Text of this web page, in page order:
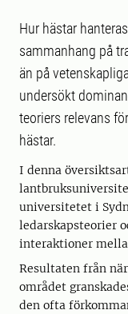
Hur hästar
sammanhang på
än på
undersökt
teoriers relevans
hästar.
I denna
universitetet i
ledarskapsteorier
interaktioner
Resultaten från
området
den ofta